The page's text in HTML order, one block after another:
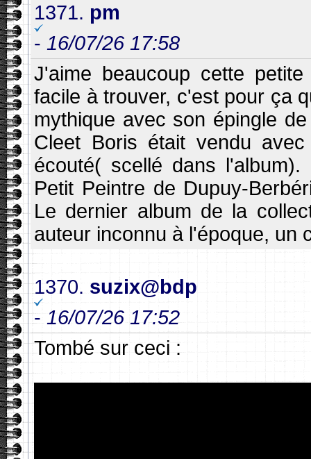
1371. pm
- 16/07/26 17:58
J'aime beaucoup cette
facile à trouver, c'est pour ça
mythique avec son épingle
Cleet Boris était vendu
écouté( scellé dans
Petit Peintre de Dupuy-
Le dernier album de la
auteur inconnu à l'époque, un
1370. suzix@bdp
- 16/07/26 17:52
Tombé sur ceci :